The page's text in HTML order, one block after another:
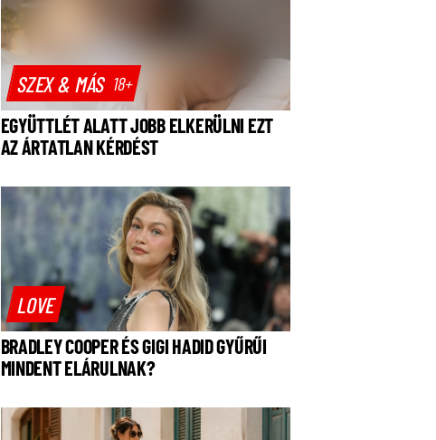
SZEX & MÁS 18+
EGYÜTTLÉT ALATT JOBB ELKERÜLNI EZT
AZ ÁRTATLAN KÉRDÉST
LOVE
BRADLEY COOPER ÉS GIGI HADID GYŰRŰI
MINDENT ELÁRULNAK?